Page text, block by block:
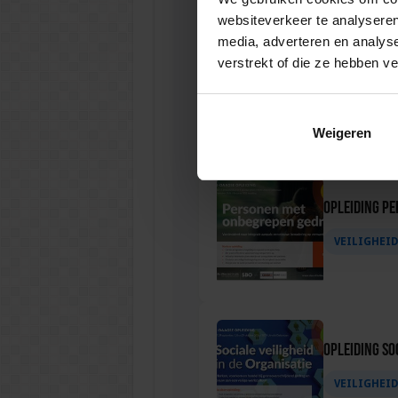
websiteverkeer te
media, adverteren en
verstrekt of die ze hebben
Weigeren
Opleiding
Opleiding
VEILIGHEID
Opleiding
VEILIGHEID